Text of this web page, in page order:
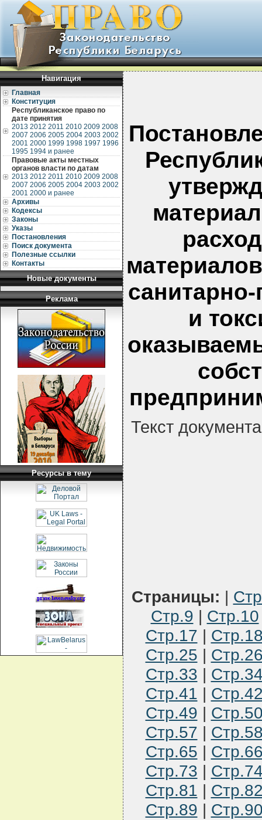
Навигация
Главная
Конституция
Республиканское право по
дате принятия
2013 2012 2011 2010 2009 2008
2007 2006 2005 2004 2003 2002
2001 2000 1999 1998 1997 1996
1995 1994 и ранее
Правовые акты местных
органов власти по датам
2013 2012 2011 2010 2009 2008
2007 2006 2005 2004 2003 2002
2001 2000 и ранее
Архивы
Кодексы
Законы
Указы
Постановления
Поиск документа
Полезные ссылки
Контакты
Новые документы
Реклама
Ресурсы в тему
и
Текст
Страницы: |
Стр.9 | Стр.10
Стр.17 |
Стр.25 |
Стр.33 |
Стр.41 |
Стр.49 |
Стр.57 |
Стр.65 |
Стр.73 |
Стр.81 |
Стр.89 |